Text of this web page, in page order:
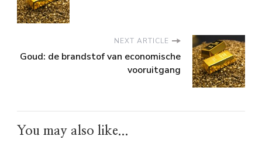
NEXT ARTICLE
Goud: de brandstof van economische
vooruitgang
You may also like...